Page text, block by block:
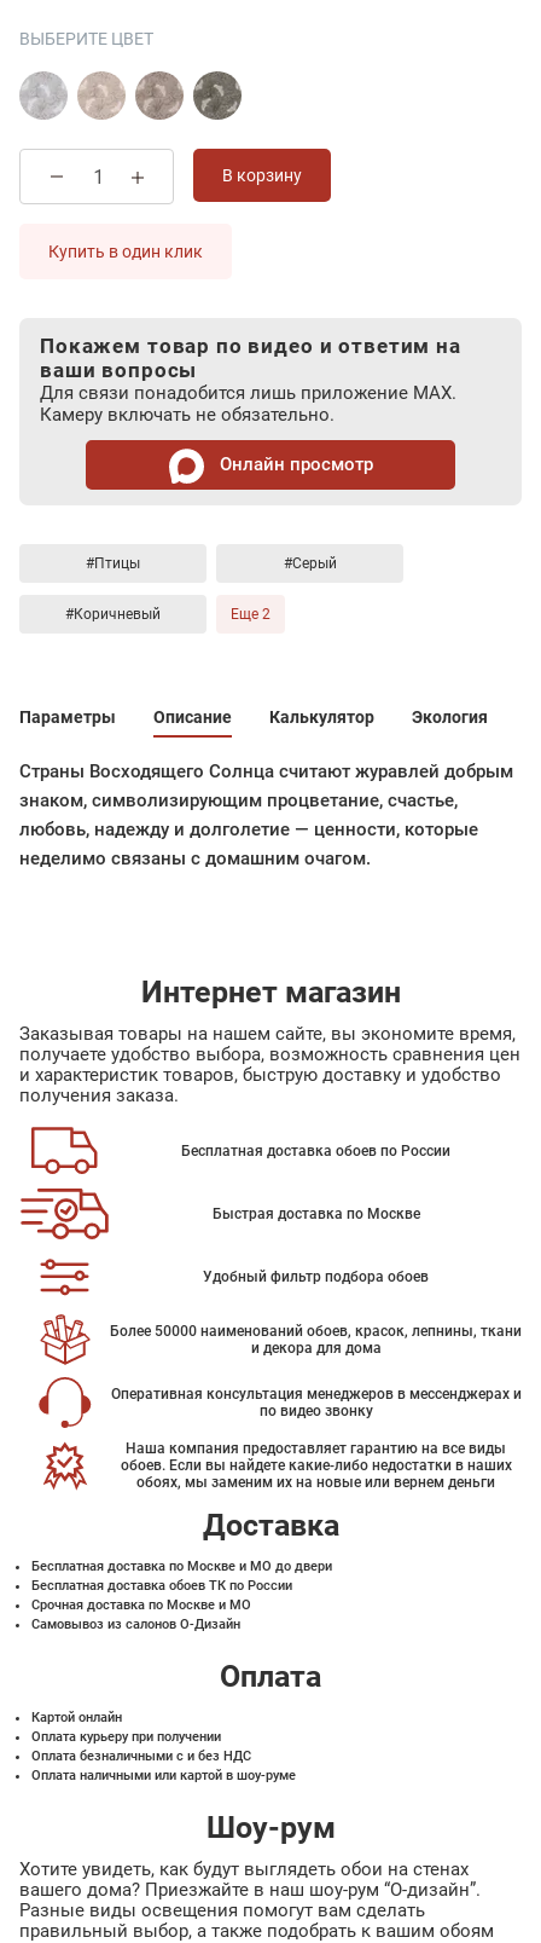
ВЫБЕРИТЕ ЦВЕТ
В корзину
Купить в один клик
Покажем товар по видео и ответим на
ваши вопросы
Для связи понадобится лишь приложение MAX.
Камеру включать не обязательно.
Онлайн просмотр
#Птицы #Серый
#Коричневый Еще 2
Параметры Описание Калькулятор Экология
Страны Восходящего Солнца считают журавлей добрым
знаком, символизирующим процветание, счастье,
любовь, надежду и долголетие — ценности, которые
неделимо связаны с домашним очагом.
Интернет магазин
Заказывая товары на нашем сайте, вы экономите время,
получаете удобство выбора, возможность сравнения цен
и характеристик товаров, быструю доставку и удобство
получения заказа.
Бесплатная доставка обоев по России
Быстрая доставка по Москве
Удобный фильтр подбора обоев
Более 50000 наименований обоев, красок, лепнины, ткани
и декора для дома
Оперативная консультация менеджеров в мессенджерах и
по видео звонку
Наша компания предоставляет гарантию на все виды
обоев. Если вы найдете какие-либо недостатки в наших
обоях, мы заменим их на новые или вернем деньги
Доставка
Бесплатная доставка по Москве и МО до двери
Бесплатная доставка обоев ТК по России
Срочная доставка по Москве и МО
Самовывоз из салонов О-Дизайн
Оплата
Картой онлайн
Оплата курьеру при получении
Оплата безналичными с и без НДС
Оплата наличными или картой в шоу-руме
Шоу-рум
Хотите увидеть, как будут выглядеть обои на стенах
вашего дома? Приезжайте в наш шоу-рум “О-дизайн”.
Разные виды освещения помогут вам сделать
правильный выбор, а также подобрать к вашим обоям